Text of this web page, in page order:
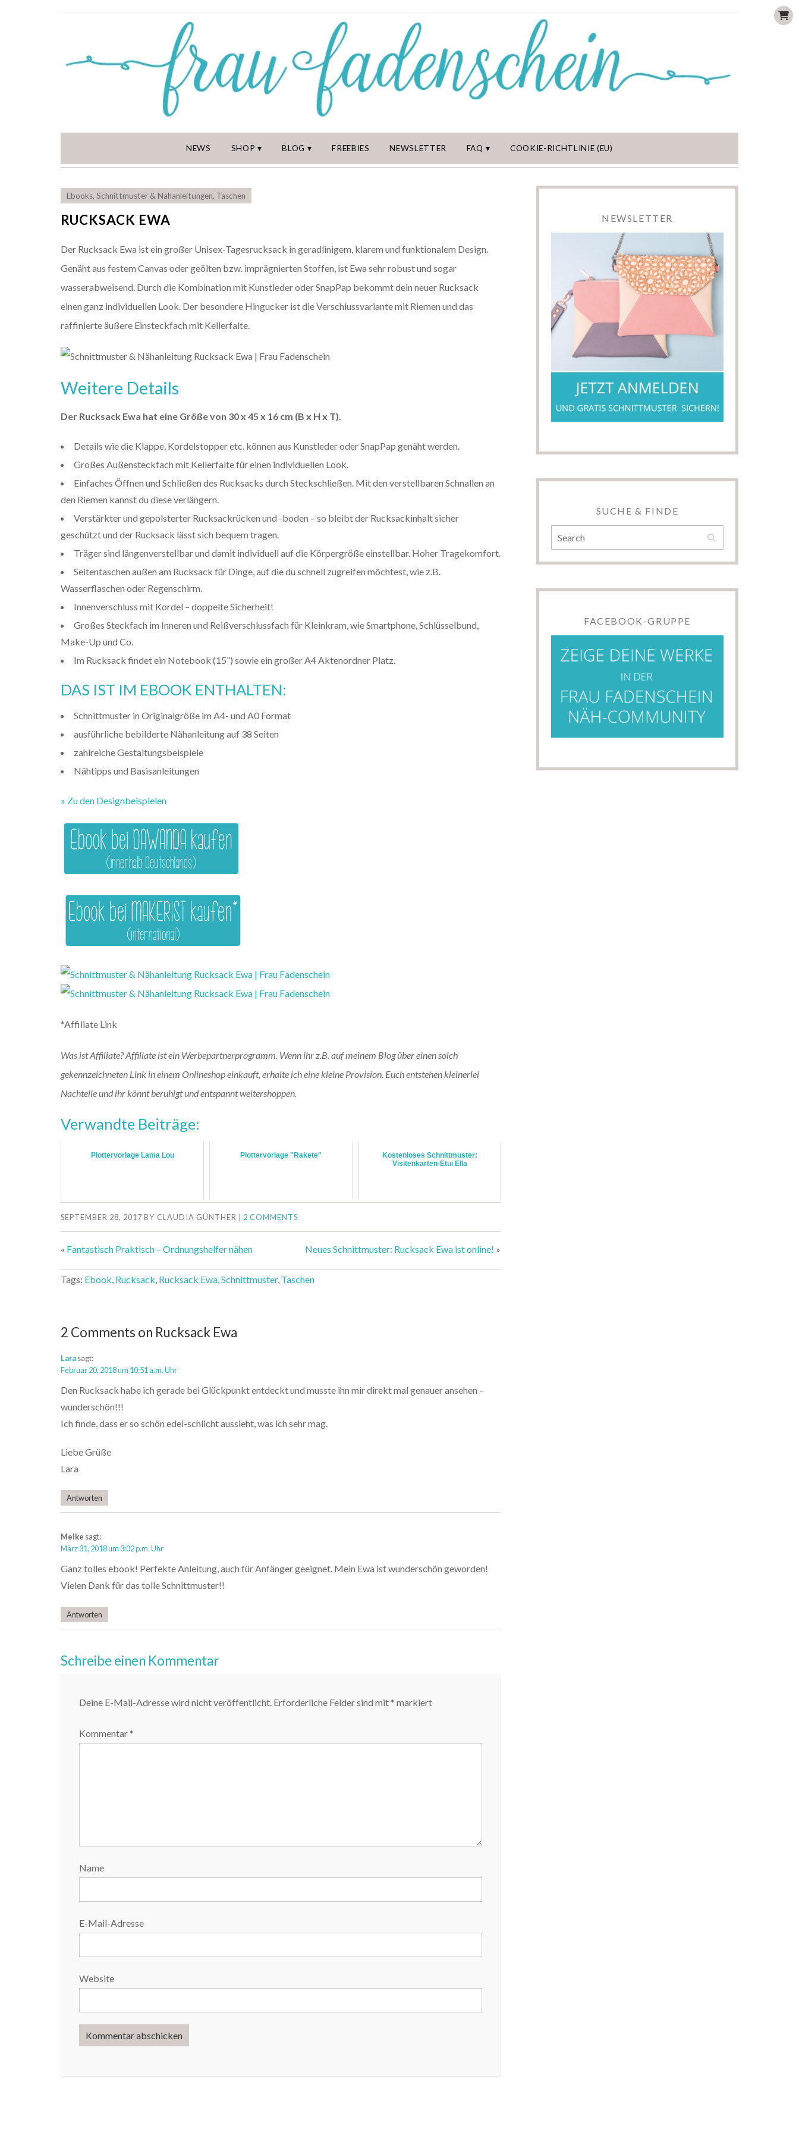
NEWS SHOP BLOG FREEBIES NEWSLETTER FAQ COOKIE-RICHTLINIE (EU)
Ebooks, Schnittmuster & Nähanleitungen, Taschen
RUCKSACK EWA
Der Rucksack Ewa ist ein großer Unisex-Tagesrucksack in geradlinigem, klarem und funktionalem Design.
Genäht aus festem Canvas oder geölten bzw. imprägnierten Stoffen, ist Ewa sehr robust und sogar
wasserabweisend. Durch die Kombination mit Kunstleder oder SnapPap bekommt dein neuer Rucksack
einen ganz individuellen Look. Der besondere Hingucker ist die Verschlussvariante mit Riemen und das
raffinierte äußere Einsteckfach mit Kellerfalte.
Weitere Details
Der Rucksack Ewa hat eine Größe von 30 x 45 x 16 cm (B x H x T).
Details wie die Klappe, Kordelstopper etc. können aus Kunstleder oder SnapPap genäht werden.
Großes Außensteckfach mit Kellerfalte für einen individuellen Look.
Einfaches Öffnen und Schließen des Rucksacks durch Steckschließen. Mit den verstellbaren Schnallen an
den Riemen kannst du diese verlängern.
Verstärkter und gepolsterter Rucksackrücken und -boden – so bleibt der Rucksackinhalt sicher
geschützt und der Rucksack lässt sich bequem tragen.
Träger sind längenverstellbar und damit individuell auf die Körpergröße einstellbar. Hoher Tragekomfort.
Seitentaschen außen am Rucksack für Dinge, auf die du schnell zugreifen möchtest, wie z.B.
Wasserflaschen oder Regenschirm.
Innenverschluss mit Kordel – doppelte Sicherheit!
Großes Steckfach im Inneren und Reißverschlussfach für Kleinkram, wie Smartphone, Schlüsselbund,
Make-Up und Co.
Im Rucksack findet ein Notebook (15”) sowie ein großer A4 Aktenordner Platz.
DAS IST IM EBOOK ENTHALTEN:
Schnittmuster in Originalgröße im A4- und A0 Format
ausführliche bebilderte Nähanleitung auf 38 Seiten
zahlreiche Gestaltungsbeispiele
Nähtipps und Basisanleitungen
» Zu den Designbeispielen
*Affiliate Link
Was ist Affiliate? Affiliate ist ein Werbepartnerprogramm. Wenn ihr z.B. auf meinem Blog über einen solch
gekennzeichneten Link in einem Onlineshop einkauft, erhalte ich eine kleine Provision. Euch entstehen kleinerlei
Nachteile und ihr könnt beruhigt und entspannt weitershoppen.
Verwandte Beiträge:
Plottervorlage Lama Lou Plottervorlage "Rakete"
Kostenloses Schnittmuster:
Visitenkarten-Etui Ella
SEPTEMBER 28, 2017 BY CLAUDIA GÜNTHER 2 COMMENTS
« Fantastisch Praktisch – Ordnungshelfer nähen Neues Schnittmuster: Rucksack Ewa ist online! »
Tags: Ebook Rucksack Rucksack Ewa Schnittmuster, Taschen
2 Comments on Rucksack Ewa
Larasagt:
Februar 20, 2018 um 10:51 a.m. Uhr
Den Rucksack habe ich gerade bei Glückpunkt entdeckt und musste ihn mir direkt mal genauer ansehen –
wunderschön!!!
Ich finde, dass er so schön edel-schlicht aussieht, was ich sehr mag.
Liebe Grüße
Lara
Antworten
Meike sagt:
März 31, 2018 um 3:02 p.m. Uhr
Ganz tolles ebook! Perfekte Anleitung, auch für Anfänger geeignet. Mein Ewa ist wunderschön geworden!
Vielen Dank für das tolle Schnittmuster!!
Antworten
Schreibe einen Kommentar
Deine E-Mail-Adresse wird nicht veröffentlicht. Erforderliche Felder sind mit* markiert
Kommentar*
Name
E-Mail-Adresse
Website
NEWSLETTER
SUCHE & FINDE
FACEBOOK-GRUPPE